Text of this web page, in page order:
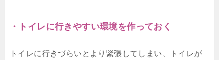
・トイレに行きやすい環境を作っておく
トイレに行きづらいとより緊張してしまい、トイレが